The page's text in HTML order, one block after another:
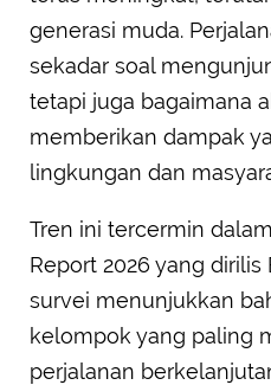
generasi muda.
sekadar soal
tetapi juga bagaimana
memberikan dampak
lingkungan dan
Tren ini tercermin
Report 2026 yang dirilis
survei menunjukkan
kelompok yang paling
perjalanan